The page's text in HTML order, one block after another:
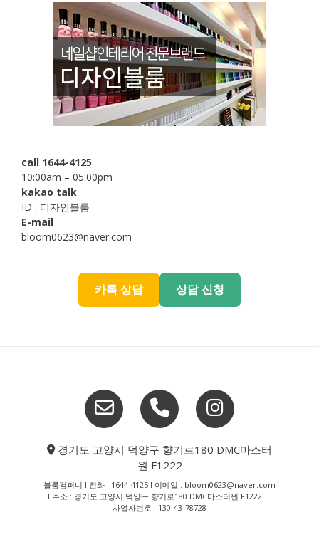
call 1644-4125
10:00am – 05:00pm
kakao talk
ID : 디자인블룸
E-mail
bloom0623@naver.com
카톡 상담 상담 신청
경기도 고양시 덕양구 향기로180 DMC마스터
원 F1222
블룸컴퍼니 l 전화 : 1644-4125 l 이메일 : bloom0623@naver.com
l 주소 : 경기도 고양시 덕양구 향기로180 DMC마스터원 F1222 ㅣ
사업자번호 : 130-43-78728